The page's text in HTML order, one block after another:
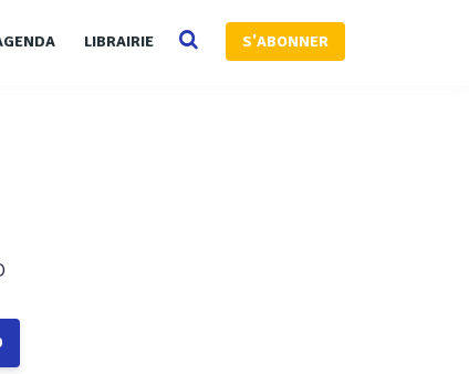
LIBRAIRIE S'ABONNER